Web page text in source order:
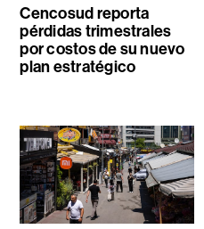
Cencosud reporta
pérdidas trimestrales
por costos de su nuevo
plan estratégico